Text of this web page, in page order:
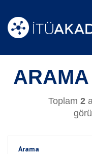
Toplam 2
Arama